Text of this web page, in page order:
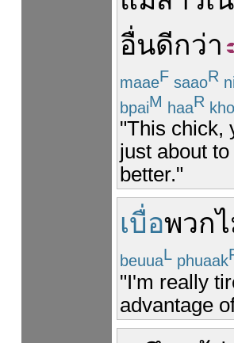
อื่นดีกว่า
maaeF saaoR
bpaiM haaR
"This chick,
just about
better."
เบื่อพวก
beuuaL phuaak
"I'm really
advantage